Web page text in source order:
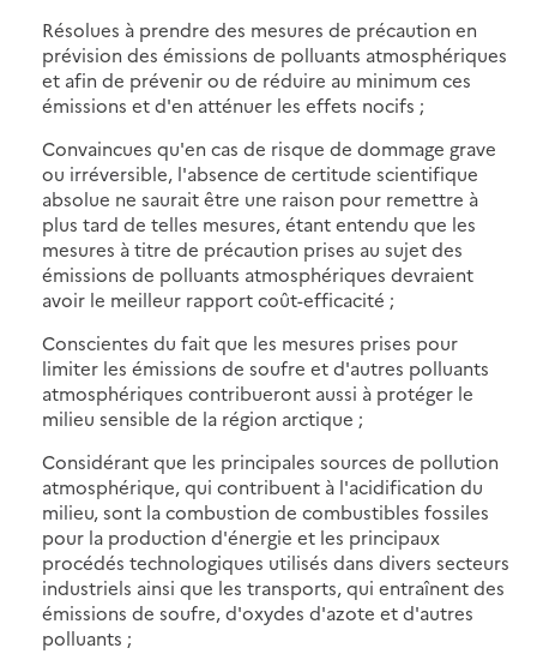
Résolues à prendre des mesures de précaution en
prévision des émissions de polluants atmosphériques
et afin de prévenir ou de réduire au minimum ces
émissions et d'en atténuer les effets nocifs ;
Convaincues qu'en cas de risque de dommage grave
ou irréversible, l'absence de certitude scientifique
absolue ne saurait être une raison pour remettre à
plus tard de telles mesures, étant entendu que les
mesures à titre de précaution prises au sujet des
émissions de polluants atmosphériques devraient
avoir le meilleur rapport coût-efficacité ;
Conscientes du fait que les mesures prises pour
limiter les émissions de soufre et d'autres polluants
atmosphériques contribueront aussi à protéger le
milieu sensible de la région arctique ;
Considérant que les principales sources de pollution
atmosphérique, qui contribuent à l'acidification du
milieu, sont la combustion de combustibles fossiles
pour la production d'énergie et les principaux
procédés technologiques utilisés dans divers secteurs
industriels ainsi que les transports, qui entraînent des
émissions de soufre, d'oxydes d'azote et d'autres
polluants ;